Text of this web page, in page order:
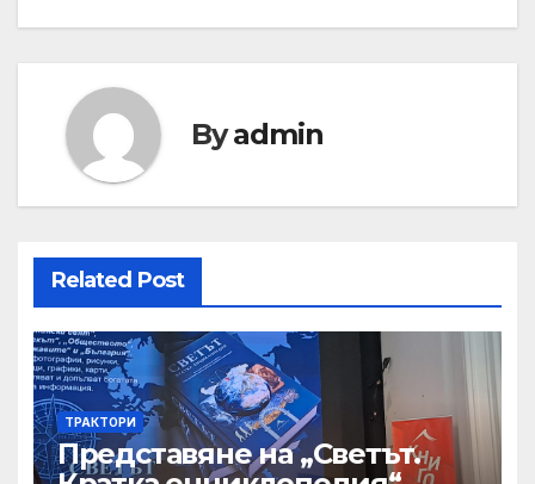
Byadmin
Related Post
ТРАКТОРИ
Представяне на „Светът.